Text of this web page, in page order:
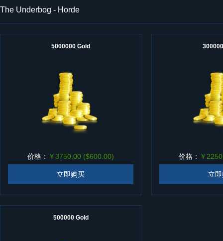
The Underbog - Horde
5000000 Gold
价格： ￥3750.00 ($600.00)
立即购买
价格： ￥
立
500000 Gold